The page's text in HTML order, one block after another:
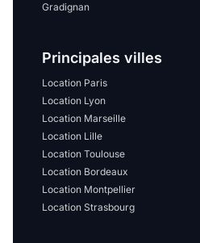
Gradignan
Principales villes
Location Paris
Location Lyon
Location Marseille
Location Lille
Location Toulouse
Location Bordeaux
Location Montpellier
Location Strasbourg